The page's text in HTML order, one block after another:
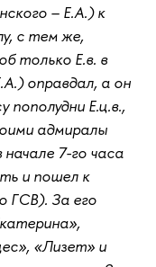
– Е.А.) к
с тем же,
только Е.в. в
оправдал, а он
Е.ц.в.,
адмиралы
7-го часа
и пошел к
ГСВ). За его
«Лизет» и